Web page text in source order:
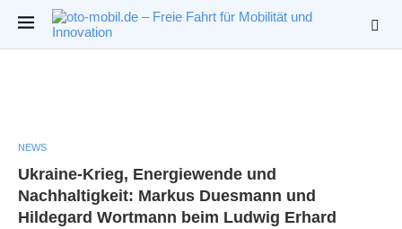
NEWS
Ukraine-Krieg, Energiewende und
Nachhaltigkeit: Markus Duesmann und
Hildegard Wortmann beim Ludwig Erhard